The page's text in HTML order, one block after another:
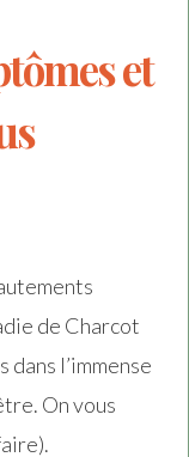
et
de Charcot
l’immense
On vous